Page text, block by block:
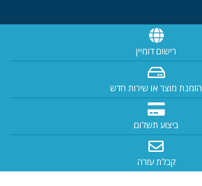
רישום דומיין
הזמנת מוצר או שירות חדש
ביצוע תשלום
קבלת עזרה